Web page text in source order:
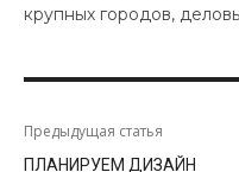
крупных городов,
Предыдущая статья
ПЛАНИРУЕМ ДИЗАЙН